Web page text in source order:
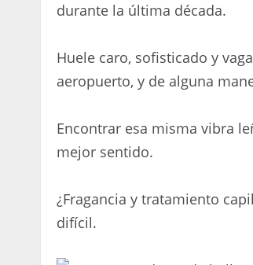
durante la última década.
Huele caro, sofisticado y
aeropuerto, y de alguna
Encontrar esa misma vibra
mejor sentido.
¿Fragancia y tratamiento
difícil.